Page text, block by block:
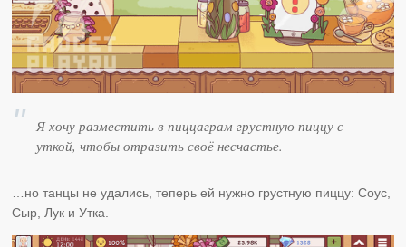
Я хочу разместить в пиццаграм грустную пиццу с
уткой, чтобы отразить своё несчастье.
…но танцы не удались, теперь ей нужно грустную пиццу: Соус,
Сыр, Лук и Утка.